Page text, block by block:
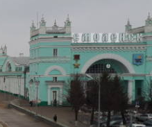
П
Р